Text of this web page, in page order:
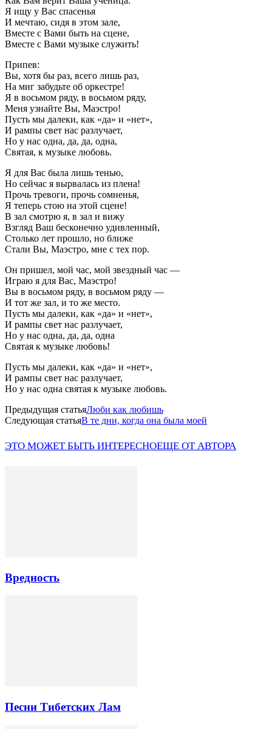
Я ищу у Вас спасенья
И мечтаю, сидя в этом зале,
Вместе с Вами быть на сцене,
Вместе с Вами музыке служить!
Припев:
Вы, хотя бы раз, всего лишь раз,
На миг забудьте об оркестре!
Я в восьмом ряду, в восьмом ряду,
Меня узнайте Вы, Маэстро!
Пусть мы далеки, как «да» и «нет»,
И рампы свет нас разлучает,
Но у нас одна, да, да, одна,
Святая, к музыке любовь.
Я для Вас была лишь тенью,
Но сейчас я вырвалась из плена!
Прочь тревоги, прочь сомненья,
Я теперь стою на этой сцене!
В зал смотрю я, в зал и вижу
Взгляд Ваш бесконечно удивленный,
Столько лет прошло, но ближе
Стали Вы, Маэстро, мне с тех пор.
Он пришел, мой час, мой звездный час —
Играю я для Вас, Маэстро!
Вы в восьмом ряду, в восьмом ряду —
И тот же зал, и то же место.
Пусть мы далеки, как «да» и «нет»,
И рампы свет нас разлучает,
Но у нас одна, да, да, одна
Святая к музыке любовь!
Пусть мы далеки, как «да» и «нет»,
И рампы свет нас разлучает,
Но у нас одна святая к музыке любовь.
Предыдущая статьяЛюби как любишь
Следующая статьяВ те дни, когда она была моей
ЭТО МОЖЕТ БЫТЬ ИНТЕРЕСНОЕЩЕ ОТ АВТОРА
Вредность
Песни Тибетских Лам